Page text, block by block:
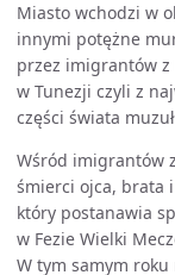
Miasto wchodzi w
innymi potężne
przez imigrantów
w Tunezji czyli z
części świata
Wśród imigrantów
śmierci ojca, brata
który postanawia
w Fezie Wielki
W tym samym